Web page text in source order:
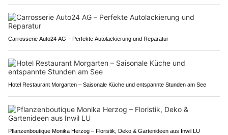
Carrosserie Auto24 AG – Perfekte Autolackierung und Reparatur
Hotel Restaurant Morgarten – Saisonale Küche und entspannte Stunden am See
Pflanzenboutique Monika Herzog – Floristik, Deko & Gartenideen aus Inwil LU